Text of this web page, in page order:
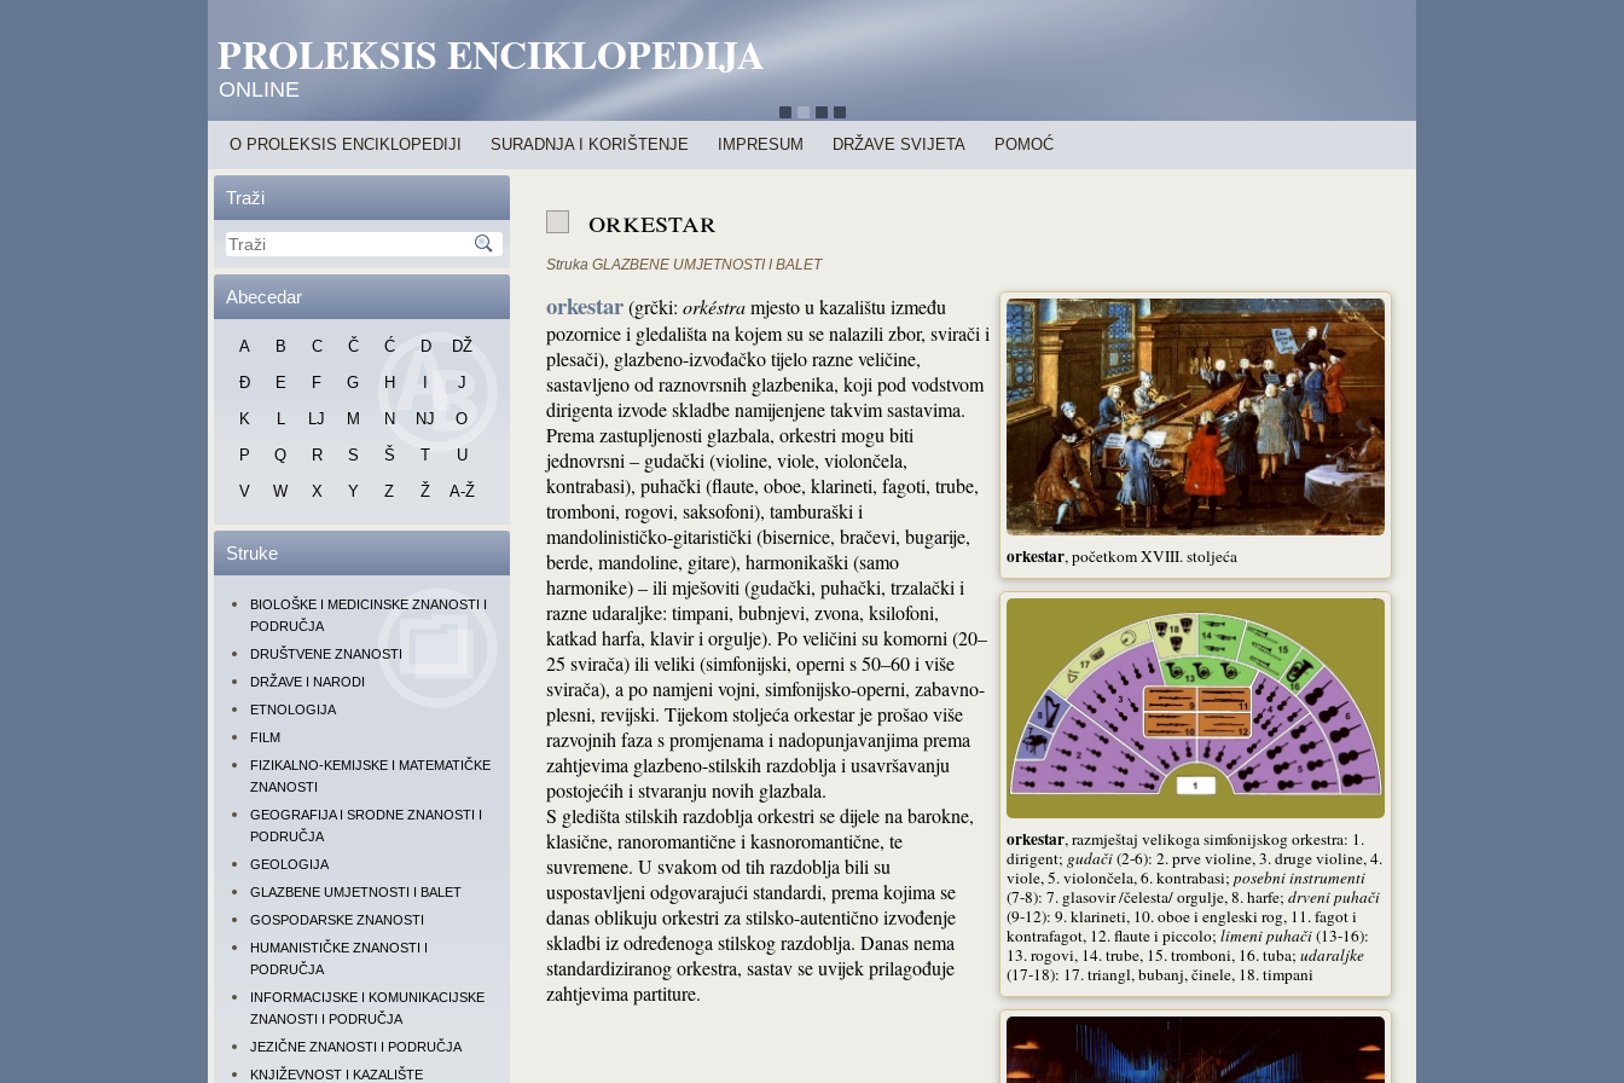
PROLEKSIS ENCIKLOPEDIJA
ONLINE
O PROLEKSIS ENCIKLOPEDIJI SURADNJA I KORIŠTENJE IMPRESUM DRŽAVE SVIJETA POMOĆ
Traži
Abecedar
A B C Č Ć D
DŽ
Đ
E F G H
J
K
L LJ M N NJ
O
P
Q R S Š T
U
V
W X Y Z Ž A-Ž
Struke
BIOLOŠKE I MEDICINSKE ZNANOSTI I
PODRUČJA
DRUŠTVENE ZNANOSTI
DRŽAVE I NARODI
ETNOLOGIJA
FILM
FIZIKALNO-KEMIJSKE I MATEMATIČKE
ZNANOSTI
GEOGRAFIJA I SRODNE ZNANOSTI I
PODRUČJA
GEOLOGIJA
GLAZBENE UMJETNOSTI I BALET
GOSPODARSKE ZNANOSTI
HUMANISTIČKE ZNANOSTI I
PODRUČJA
INFORMACIJSKE I KOMUNIKACIJSKE
ZNANOSTI I PODRUČJA
JEZIČNE ZNANOSTI I PODRUČJA
KNJIŽEVNOST I KAZALIŠTE
orkestar
Struka GLAZBENE UMJETNOSTI I BALET
orkestar, početkom XVIII. stoljeća
orkestar, razmještaj velikoga simfonijskog orkestra: 1.
dirigent; gudači(2-6): 2. prve violine, 3. druge violine, 4.
viole, 5. violončela, 6. kontrabasi; posebni instrumenti
(7-8): 7. glasovir /čelesta/ orgulje, 8. harfe; drveni puhači
(9-12): 9. klarineti, 10. oboe i engleski rog, 11. fagot i
kontrafagot, 12. flaute i piccolo; limeni puhači(13-16):
13. rogovi, 14. trube, 15. tromboni, 16. tuba; udaraljke
(17-18): 17. triangl, bubanj, činele, 18. timpani
orkestar(grčki: orkéstramjesto u kazalištu između
pozornice i gledališta na kojem su se nalazili zbor, svirači i
plesači), glazbeno-izvođačko tijelo razne veličine,
sastavljeno od raznovrsnih glazbenika, koji pod vodstvom
dirigenta izvode skladbe namijenjene takvim sastavima.
Prema zastupljenosti glazbala, orkestri mogu biti
jednovrsni – gudački (violine, viole, violončela,
kontrabasi), puhački (flaute, oboe, klarineti, fagoti, trube,
tromboni, rogovi, saksofoni), tamburaški i
mandolinističko-gitaristički (bisernice, bračevi, bugarije,
berde, mandoline, gitare), harmonikaški (samo
harmonike) – ili mješoviti (gudački, puhački, trzalački i
razne udaraljke: timpani, bubnjevi, zvona, ksilofoni,
katkad harfa, klavir i orgulje). Po veličini su komorni (20–
25 svirača) ili veliki (simfonijski, operni s 50–60 i više
svirača), a po namjeni vojni, simfonijsko-operni, zabavno-
plesni, revijski. Tijekom stoljeća orkestar je prošao više
razvojnih faza s promjenama i nadopunjavanjima prema
zahtjevima glazbeno-stilskih razdoblja i usavršavanju
postojećih i stvaranju novih glazbala.
S gledišta stilskih razdoblja orkestri se dijele na barokne,
klasične, ranoromantične i kasnoromantične, te
suvremene. U svakom od tih razdoblja bili su
uspostavljeni odgovarajući standardi, prema kojima se
danas oblikuju orkestri za stilsko-autentično izvođenje
skladbi iz određenoga stilskog razdoblja. Danas nema
standardiziranog orkestra, sastav se uvijek prilagođuje
zahtjevima partiture.